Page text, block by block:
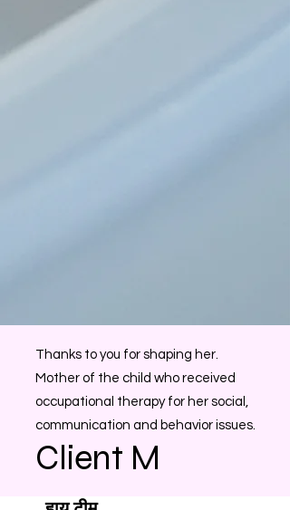
Thanks to you for shaping her.
Mother of the child who received
occupational therapy for her social,
communication and behavior issues.
Client M